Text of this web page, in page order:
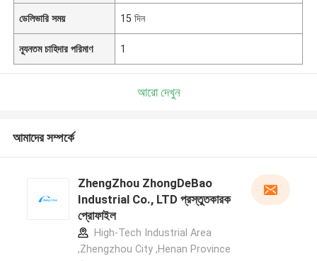
ডেলিভারি সময় 15 দিন
ন্যূনতম চাহিদার পরিমাণ 1
আরো দেখুন
আমাদের সম্পর্কে
ZhengZhou ZhongDeBao
Industrial Co., LTD প্রস্তুতকারক
প্রোফাইল
High-Tech Industrial Area
,Zhengzhou City ,Henan Province